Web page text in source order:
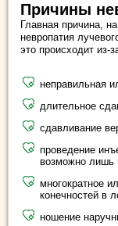
Причины
Главная причина,
невропатия
это происходит
неправильная
длительное
сдавливание
проведение
возможно лишь
многократное
конечностей в
ношение